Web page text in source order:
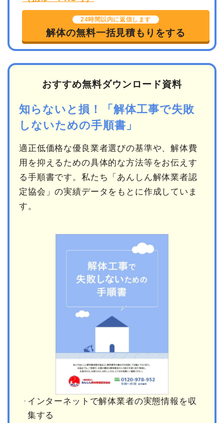
24時間以内に返信します
解体の無料一括見積もりをする
おすすめ無料ダウンロード資料
知らないと損！「解体工事で失敗
しないための手順書」
適正低価格な優良業者選びの基準や、解体費
用を抑えるための具体的な方法等をお伝えす
る手順書です。私たち「あんしん解体業者認
定協会」の実績データをもとに作成していま
す。
インターネットで解体業者の実態情報を収
集する